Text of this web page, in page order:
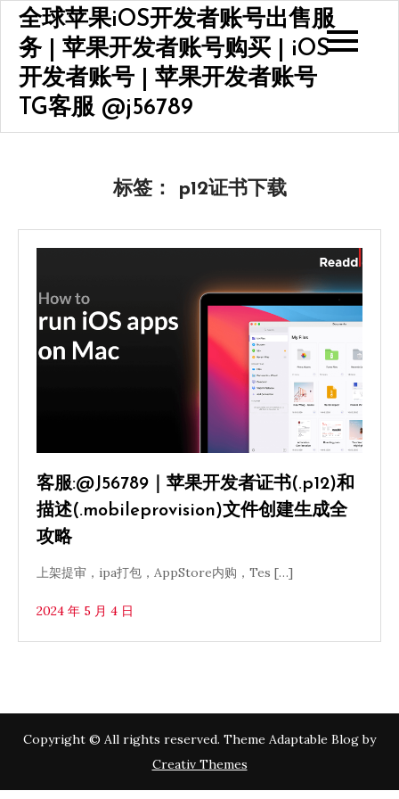
Skip
content
全球苹果iOS开发者账号出售服
务 | 苹果开发者账号购买 | iOS
开发者账号 | 苹果开发者账号
TG客服 @j56789
标签： p12证书下载
客服:@J56789｜苹果开发者证书(.p12)和
描述(.mobileprovision)文件创建生成全
攻略
上架提审，ipa打包，AppStore内购，Tes […]
2024 年 5 月 4 日
Copyright © All rights reserved. Theme Adaptable Blog by
Creativ Themes